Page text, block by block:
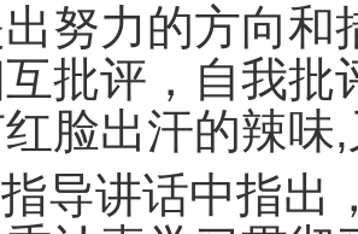
努力的方向和
批评，自我批
脸出汗的辣
导讲话中指出